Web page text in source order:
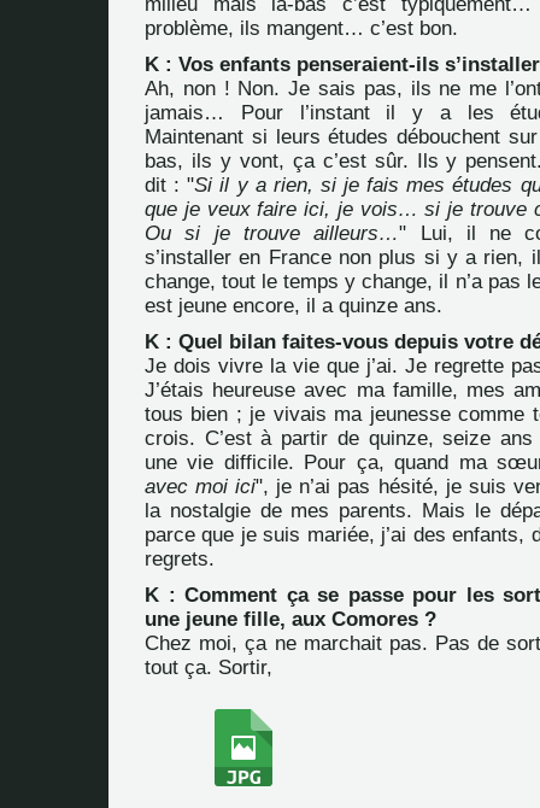
problème, ils mangent… c’est bon.
K : Vos enfants penseraient-ils
Ah, non ! Non. Je sais pas, ils ne me
jamais… Pour l’instant il y a les
Maintenant si leurs études débouchent
bas, ils y vont, ça c’est sûr. Ils y
dit : "Si il y a rien, si je fais mes études
que je veux faire ici, je vois… si je trouve
Ou si je trouve ailleurs…" Lui, il ne
s’installer en France non plus si y a rien,
change, tout le temps y change, il n’a pas
est jeune encore, il a quinze ans.
K : Quel bilan faites-vous depuis votre
Je dois vivre la vie que j’ai. Je regrette
J’étais heureuse avec ma famille, mes
tous bien ; je vivais ma jeunesse comme
crois. C’est à partir de quinze, seize ans
une vie difficile. Pour ça, quand ma
avec moi ici", je n’ai pas hésité, je suis
la nostalgie de mes parents. Mais le
parce que je suis mariée, j’ai des enfants,
regrets.
K : Comment ça se passe pour les
une jeune fille, aux Comores ?
Chez moi, ça ne marchait pas. Pas de
tout ça. Sortir,